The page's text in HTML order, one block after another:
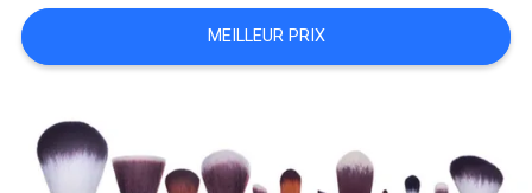
MEILLEUR PRIX